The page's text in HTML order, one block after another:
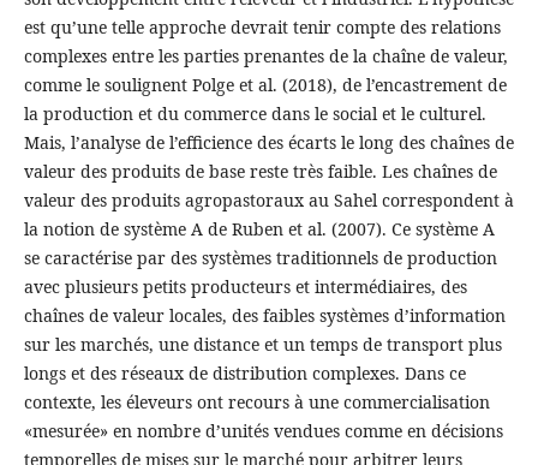
est qu’une telle approche devrait tenir compte des relations
complexes entre les parties prenantes de la chaîne de valeur,
comme le soulignent Polge et al. (2018), de l’encastrement de
la production et du commerce dans le social et le culturel.
Mais, l’analyse de l’efficience des écarts le long des chaînes de
valeur des produits de base reste très faible. Les chaînes de
valeur des produits agropastoraux au Sahel correspondent à
la notion de système A de Ruben et al. (2007). Ce système A
se caractérise par des systèmes traditionnels de production
avec plusieurs petits producteurs et intermédiaires, des
chaînes de valeur locales, des faibles systèmes d’information
sur les marchés, une distance et un temps de transport plus
longs et des réseaux de distribution complexes. Dans ce
contexte, les éleveurs ont recours à une commercialisation
«mesurée» en nombre d’unités vendues comme en décisions
temporelles de mises sur le marché pour arbitrer leurs